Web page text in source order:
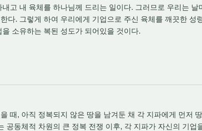
고 내 육체를 하나님께 드리는 일이다. 그러므로 우리는 날
다. 그렇게 하여 우리에게 기업으로 주신 육체를 깨끗한 성
소유하는 복된 성도가 되어있을 것이다.
때, 아직 정복되지 않은 땅을 남겨둔 채 각 지파에게 먼저
공동체적 차원의 큰 정복 전쟁 이후, 각 지파가 자신의 기업